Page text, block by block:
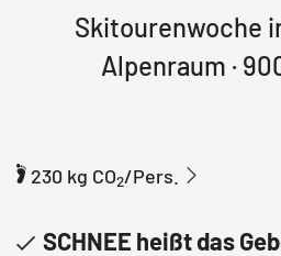
Skitourenwoche
Alpenraum ·
230 kg CO2/Pers.
SCHNEE heißt das